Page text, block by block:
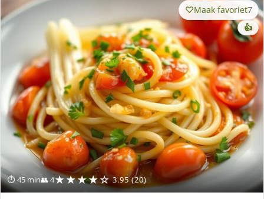
⏱ 45 min👥 4★★★★☆ 3.95 (20)
Maak favoriet7
👍